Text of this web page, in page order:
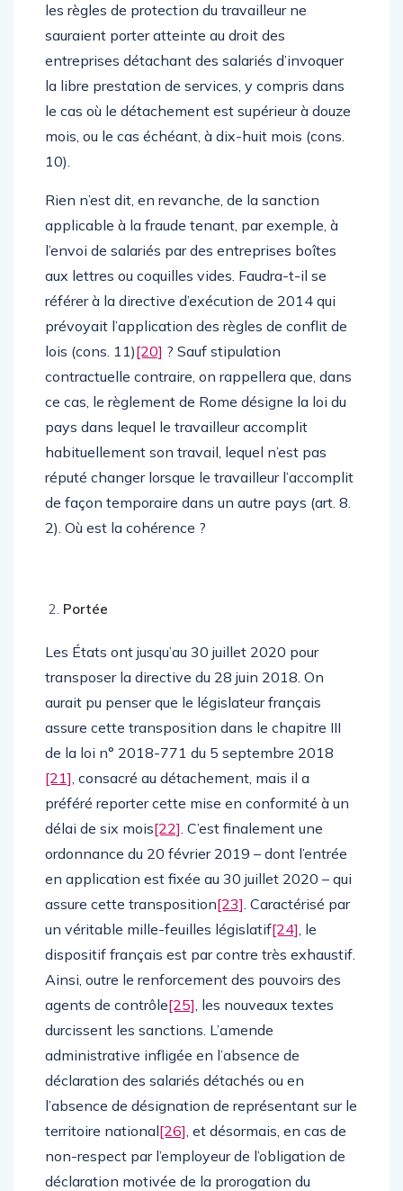
les règles de protection du travailleur ne
sauraient porter atteinte au droit des
entreprises détachant des salariés d’invoquer
la libre prestation de services, y compris dans
le cas où le détachement est supérieur à douze
mois, ou le cas échéant, à dix-huit mois (cons.
10).
Rien n’est dit, en revanche, de la sanction
applicable à la fraude tenant, par exemple, à
l’envoi de salariés par des entreprises boîtes
aux lettres ou coquilles vides. Faudra-t-il se
référer à la directive d’exécution de 2014 qui
prévoyait l’application des règles de conflit de
lois (cons. 11)[20] ? Sauf stipulation
contractuelle contraire, on rappellera que, dans
ce cas, le règlement de Rome désigne la loi du
pays dans lequel le travailleur accomplit
habituellement son travail, lequel n’est pas
réputé changer lorsque le travailleur l’accomplit
de façon temporaire dans un autre pays (art. 8.
2). Où est la cohérence ?
Portée
Les États ont jusqu’au 30 juillet 2020 pour
transposer la directive du 28 juin 2018. On
aurait pu penser que le législateur français
assure cette transposition dans le chapitre III
de la loi n° 2018-771 du 5 septembre 2018
[21], consacré au détachement, mais il a
préféré reporter cette mise en conformité à un
délai de six mois[22]. C’est finalement une
ordonnance du 20 février 2019 – dont l’entrée
en application est fixée au 30 juillet 2020 – qui
assure cette transposition[23]. Caractérisé par
un véritable mille-feuilles législatif[24], le
dispositif français est par contre très exhaustif.
Ainsi, outre le renforcement des pouvoirs des
agents de contrôle[25], les nouveaux textes
durcissent les sanctions. L’amende
administrative infligée en l’absence de
déclaration des salariés détachés ou en
l’absence de désignation de représentant sur le
territoire national[26], et désormais, en cas de
non-respect par l’employeur de l’obligation de
déclaration motivée de la prorogation du